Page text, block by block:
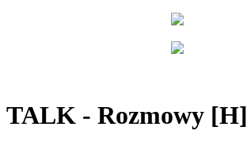
TALK - Rozmowy [H]